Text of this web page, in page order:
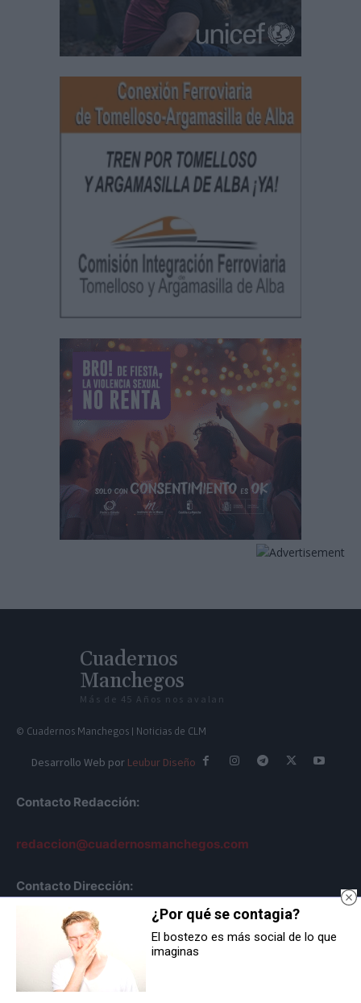
Cuadernos
Manchegos
Más de 45 Años nos avalan
© Cuadernos Manchegos | Noticias de CLM
Desarrollo Web por Leubur Diseño
Contacto Redacción:
redaccion@cuadernosmanchegos.com
Contacto Dirección:
info@cuadernosmanchegos.com
¿Por qué se contagia?
El bostezo es más social de lo que
imaginas